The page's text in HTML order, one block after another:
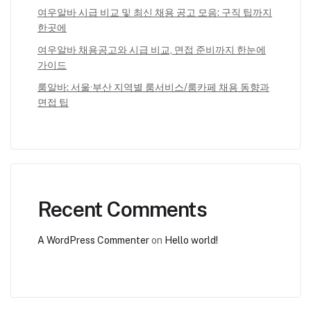
여우알바 시급 비교 및 최신 채용 공고 모음: 구직 팁까지
한곳에
여우알바 채용공고와 시급 비교, 면접 준비까지 한눈에
가이드
룸알바: 서울·부산 지역별 룸서비스/룸카페 채용 동향과
면접 팁
Recent Comments
A WordPress Commenteron Hello world!